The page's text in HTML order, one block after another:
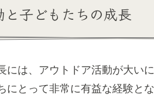
と子どもたちの成長
には、アウトドア活動が大い
にとって非常に有益な経験と